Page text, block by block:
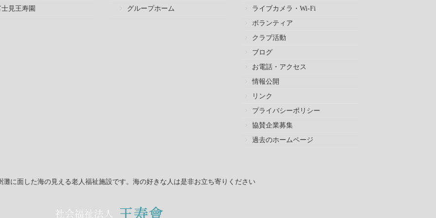
士見王寿園
グループホーム
ライブカメラ・Wi-Fi
ボランティア
クラブ活動
ブログ
お電話・アクセス
情報公開
リンク
プライバシーポリシー
協賛企業募集
過去のホームページ
灘に面した海の見える老人福祉施設です。海の好きな人は是非お立ち寄りください